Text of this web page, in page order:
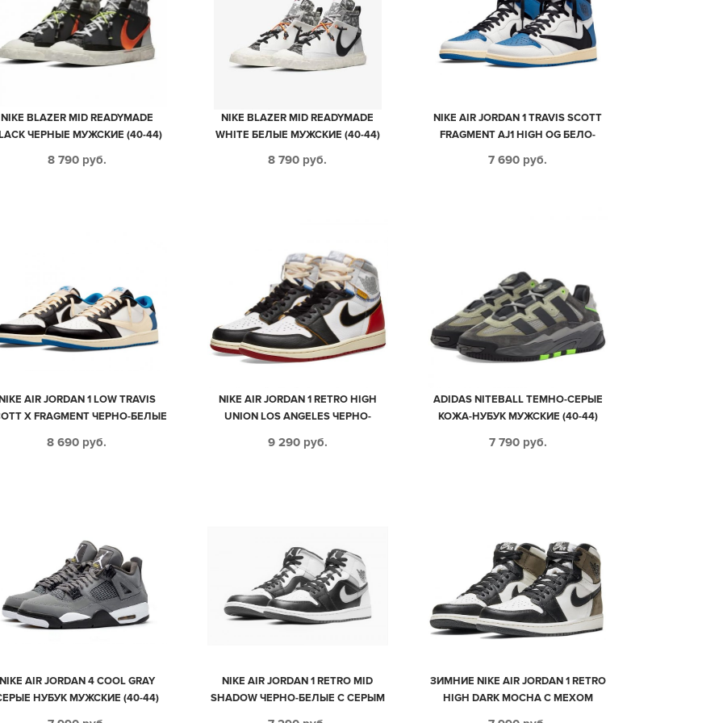
NIKE BLAZER MID READYMADE
ЧЕРНЫЕ МУЖСКИЕ (40-44)
8 790 руб.
NIKE BLAZER MID READYMADE
WHITE БЕЛЫЕ МУЖСКИЕ (40-44)
8 790 руб.
NIKE AIR JORDAN 1 TRAVIS SCOTT
FRAGMENT AJ1 HIGH OG БЕЛО-
МУЖСКИЕ (40-44)
7 690 руб.
AIR JORDAN 1 LOW TRAVIS
X FRAGMENT ЧЕРНО-БЕЛЫЕ
(40-44)
8 690 руб.
NIKE AIR JORDAN 1 RETRO HIGH
UNION LOS ANGELES ЧЕРНО-
МУЖСКИЕ-ЖЕНСКИЕ (35-44)
9 290 руб.
ADIDAS NITEBALL ТЕМНО-СЕРЫЕ
КОЖА-НУБУК МУЖСКИЕ (40-44)
7 790 руб.
AIR JORDAN 4 COOL GRAY
НУБУК МУЖСКИЕ (40-44)
NIKE AIR JORDAN 1 RETRO MID
SHADOW ЧЕРНО-БЕЛЫЕ С СЕРЫМ
ЗИМНИЕ NIKE AIR JORDAN 1 RETRO
HIGH DARK MOCHA С МЕХОМ